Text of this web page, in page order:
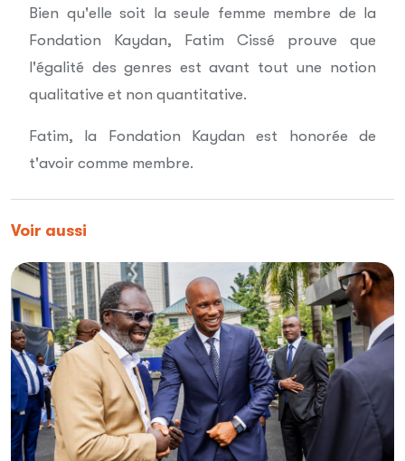
Bien qu'elle soit la seule femme membre de la
Fondation Kaydan, Fatim Cissé prouve que
l'égalité des genres est avant tout une notion
qualitative et non quantitative.
Fatim, la Fondation Kaydan est honorée de
t'avoir comme membre.
Voir aussi